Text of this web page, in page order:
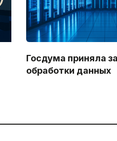
Госдума приняла
обработки данных